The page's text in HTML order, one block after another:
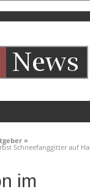
»
Schneefanggitter auf
im